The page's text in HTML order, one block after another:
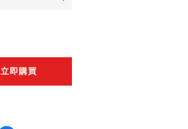
立即購買